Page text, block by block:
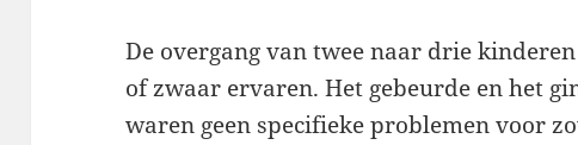
De overgang van twee naar drie
of zwaar ervaren. Het gebeurde en het
waren geen specifieke problemen voor